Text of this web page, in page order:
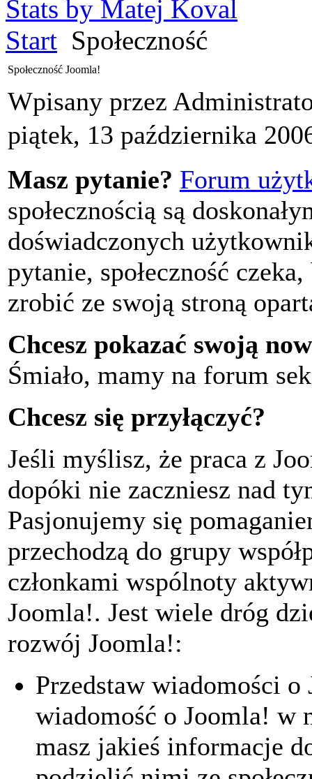
Start Społeczność
Społeczność Joomla!
Wpisany przez
piątek, 13 października
Masz pytanie? Forum
społecznością są
doświadczonych
pytanie, społeczność
zrobić ze swoją stroną
Chcesz pokazać swoją
Śmiało, mamy na forum
Chcesz się przyłączyć?
Jeśli myślisz, że praca z
dopóki nie zaczniesz nad
Pasjonujemy się
przechodzą do grupy
członkami wspólnoty
Joomla!. Jest wiele dróg
rozwój Joomla!:
Przedstaw wiadomości
wiadomość o Joomla! w
masz jakieś informacje